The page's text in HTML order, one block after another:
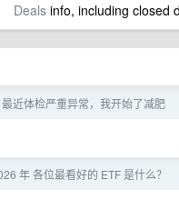
Dealsinfo, including closed
最近体检严重异常，我开始了减肥
年 各位最看好的 ETF 是什么？